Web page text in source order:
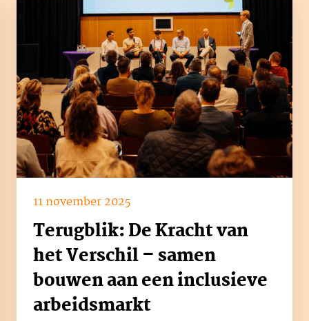
11 november 2025
Terugblik: De Kracht van
het Verschil – samen
bouwen aan een inclusieve
arbeidsmarkt